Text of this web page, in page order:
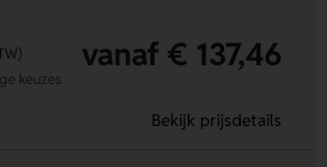
vanaf € 137,46
keuzes
Bekijk prijsdetails